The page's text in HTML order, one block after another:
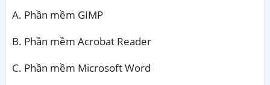
A. Phần mềm GIMP
B. Phần mềm Acrobat Reader
C. Phần mềm Microsoft Word